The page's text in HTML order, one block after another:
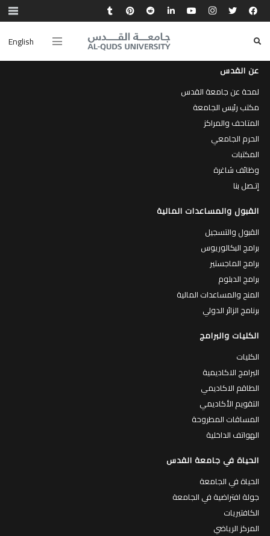
English
عن القدس
لمحة عن جامعة القدس
مكتب رئيس الجامعة
المتاحف والمراكز
الحرم الجامعي
المكتبات
وظائف شاغرة
إتـصل بنا
القبول والمساعدات المالية
القبول والتسجيل
برامج البكالوريوس
برامج الماجستير
برامج الدبلوم
المنح والمساعدات المالية
برنامج الزائر الدولي
الكليات والبرامج
الكليات
البرامج الاكاديمية
الطاقم الاكاديمي
التقويم الأكاديمي
المساقات المطروحة
الهواتف الداخلية
الحياة في جامعة القدس
الحياة في الجامعة
جولة افتراضية في الجامعة
الكافتيريات
المركز الرياضي